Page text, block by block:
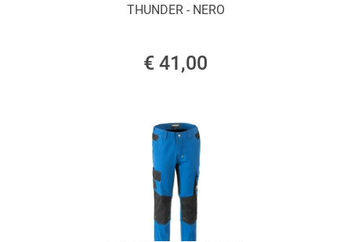
THUNDER - NERO
€ 41,00